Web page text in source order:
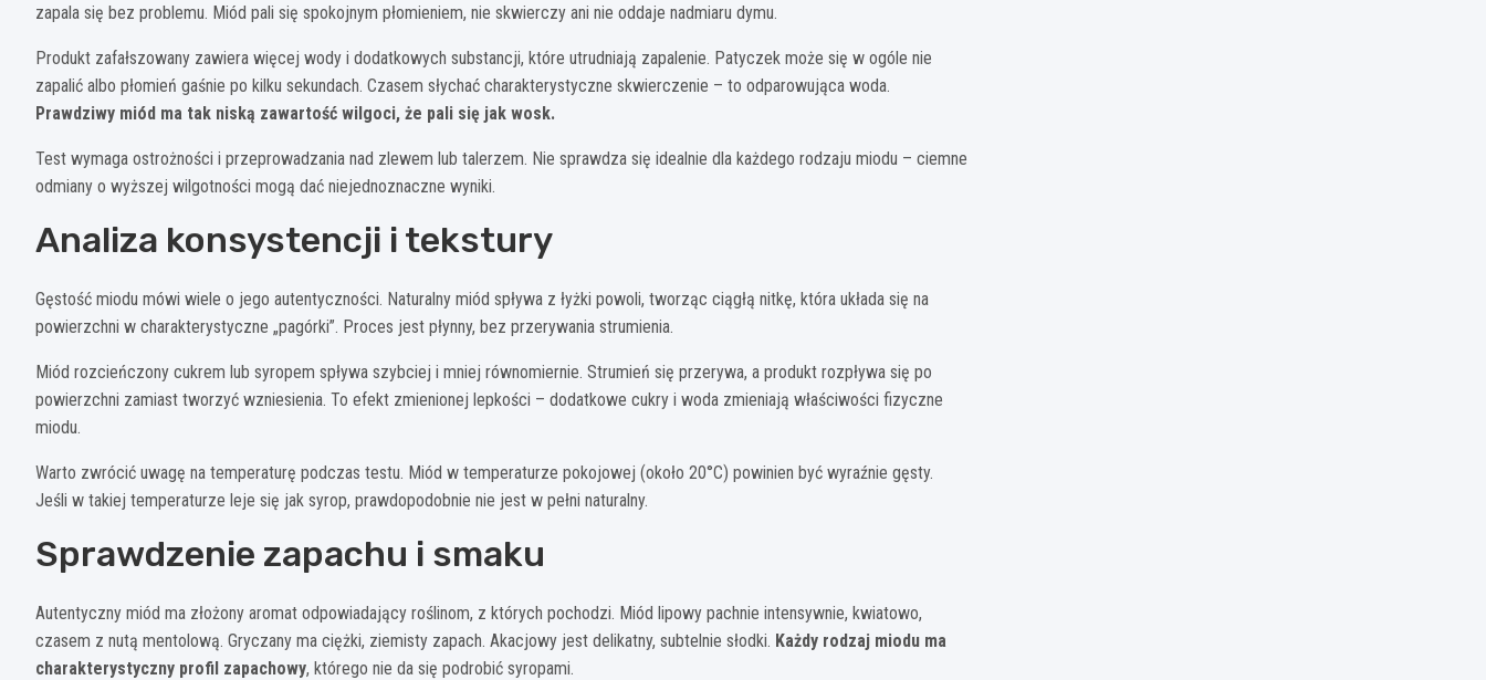
zapala się bez problemu. Miód pali się spokojnym płomieniem, nie skwierczy ani nie oddaje nadmiaru dymu.
Produkt zafałszowany zawiera więcej wody i dodatkowych substancji, które utrudniają zapalenie. Patyczek może się w ogóle nie
zapalić albo płomień gaśnie po kilku sekundach. Czasem słychać charakterystyczne skwierczenie – to odparowująca woda.
Prawdziwy miód ma tak niską zawartość wilgoci, że pali się jak wosk.
Test wymaga ostrożności i przeprowadzania nad zlewem lub talerzem. Nie sprawdza się idealnie dla każdego rodzaju miodu – ciemne
odmiany o wyższej wilgotności mogą dać niejednoznaczne wyniki.
Analiza konsystencji i tekstury
Gęstość miodu mówi wiele o jego autentyczności. Naturalny miód spływa z łyżki powoli, tworząc ciągłą nitkę, która układa się na
powierzchni w charakterystyczne „pagórki”. Proces jest płynny, bez przerywania strumienia.
Miód rozcieńczony cukrem lub syropem spływa szybciej i mniej równomiernie. Strumień się przerywa, a produkt rozpływa się po
powierzchni zamiast tworzyć wzniesienia. To efekt zmienionej lepkości – dodatkowe cukry i woda zmieniają właściwości fizyczne
miodu.
Warto zwrócić uwagę na temperaturę podczas testu. Miód w temperaturze pokojowej (około 20°C) powinien być wyraźnie gęsty.
Jeśli w takiej temperaturze leje się jak syrop, prawdopodobnie nie jest w pełni naturalny.
Sprawdzenie zapachu i smaku
Autentyczny miód ma złożony aromat odpowiadający roślinom, z których pochodzi. Miód lipowy pachnie intensywnie, kwiatowo,
czasem z nutą mentolową. Gryczany ma ciężki, ziemisty zapach. Akacjowy jest delikatny, subtelnie słodki. Każdy rodzaj miodu ma
charakterystyczny profil zapachowy, którego nie da się podrobić syropami.